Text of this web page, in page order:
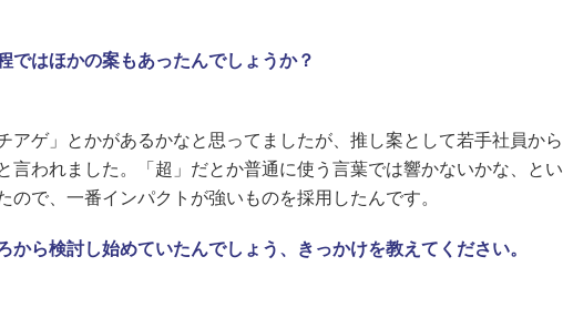
ではほかの案もあったんでしょうか？
アゲ」とかがあるかなと思ってましたが、推し案として若手社員から
言われました。「超」だとか普通に使う言葉では響かないかな、とい
ので、一番インパクトが強いものを採用したんです。
から検討し始めていたんでしょう、きっかけを教えてください。